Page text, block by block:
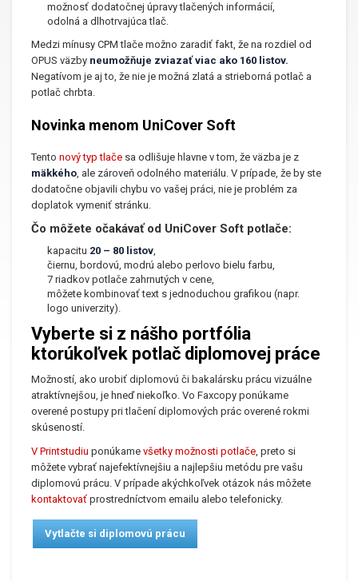
možnosť dodatočnej úpravy tlačených informácií,
odolná a dlhotrvajúca tlač.
Medzi mínusy CPM tlače možno zaradiť fakt, že na rozdiel od
OPUS väzby neumožňuje zviazať viac ako 160 listov.
Negatívom je aj to, že nie je možná zlatá a strieborná potlač a
potlač chrbta.
Novinka menom UniCover Soft
Tento nový typ tlače sa odlišuje hlavne v tom, že väzba je z
mäkkého, ale zároveň odolného materiálu. V prípade, že by ste
dodatočne objavili chybu vo vašej práci, nie je problém za
doplatok vymeniť stránku.
Čo môžete očakávať od UniCover Soft potlače:
kapacitu 20 – 80 listov,
čiernu, bordovú, modrú alebo perlovo bielu farbu,
7 riadkov potlače zahrnutých v cene,
môžete kombinovať text s jednoduchou grafikou (napr.
logo univerzity).
Vyberte si z nášho portfólia
ktorúkoľvek potlač diplomovej práce
Možností, ako urobiť diplomovú či bakalársku prácu vizuálne
atraktívnejšou, je hneď niekoľko. Vo Faxcopy ponúkame
overené postupy pri tlačení diplomových prác overené rokmi
skúseností.
V Printstudiu ponúkame všetky možnosti potlače, preto si
môžete vybrať najefektívnejšiu a najlepšiu metódu pre vašu
diplomovú prácu. V prípade akýchkoľvek otázok nás môžete
kontaktovať prostredníctvom emailu alebo telefonicky.
Vytlačte si diplomovú prácu